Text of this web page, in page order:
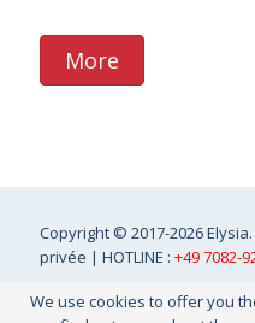
More
Copyright © 2017-2026
privée | HOTLINE :+49 7082-
We use cookies to offer you